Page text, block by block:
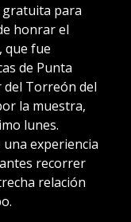
gratuita para
honrar el
que fue
de Punta
del Torreón del
la muestra,
lunes.
experiencia
recorrer
relación